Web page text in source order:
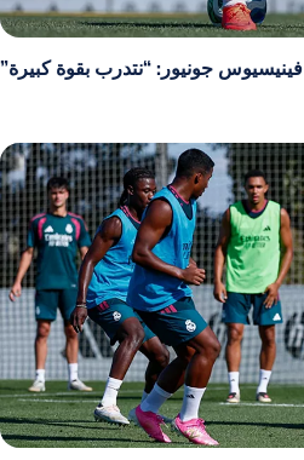
فينيسيوس جونيور: “نتدرب بقوة كبيرة”